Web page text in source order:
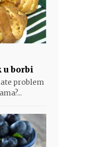
u borbi
problem